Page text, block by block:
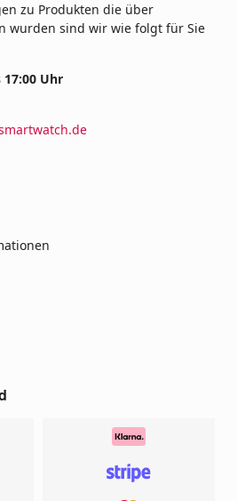
zu Produkten die über
wurden sind wir wie folgt für Sie
17:00 Uhr